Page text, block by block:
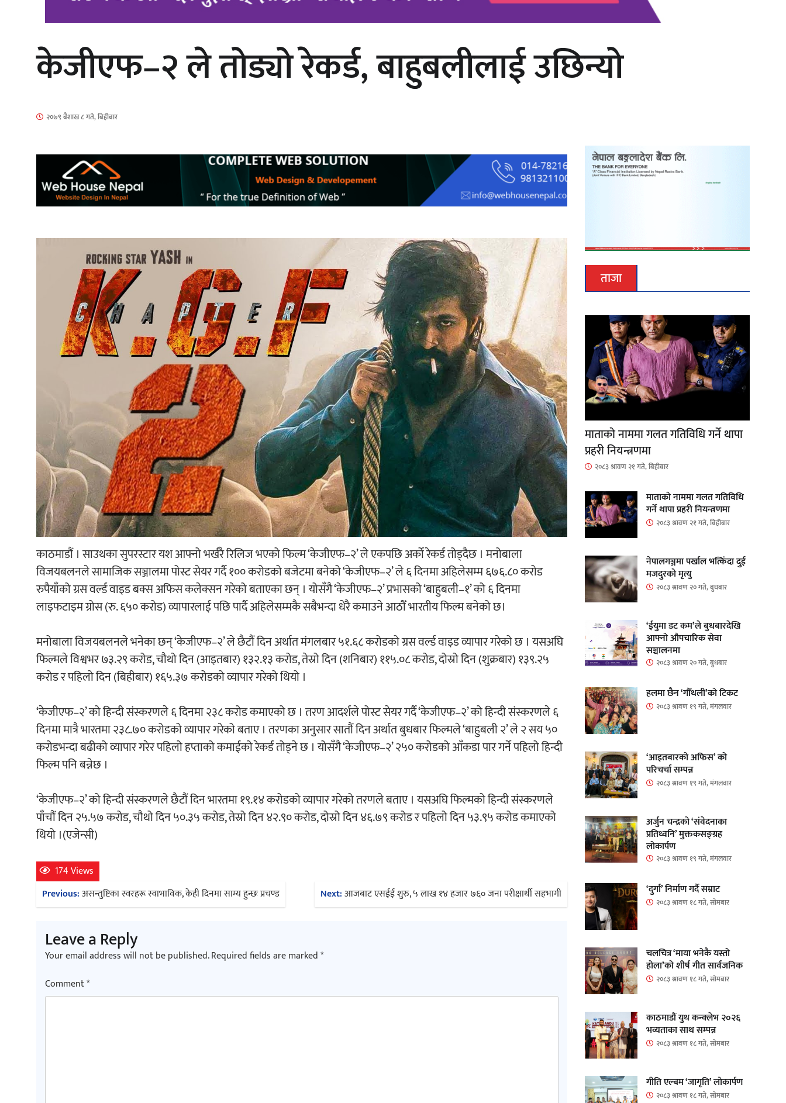
‘दुर्गा’ निर्माण गर्दै सम्राट
चलचित्र ‘माया भनेकै यस्तो होला’को शीर्ष
गीत सार्वजनिक
काठमाडौं युथ कन्क्लेभ २०२६ भव्यताका
साथ सम्पन्न
गीति एल्बम ‘जागृति’ लोकार्पण
केजीएफ–२ ले तोड्यो रेकर्ड, बाहुबलीलाई उछिन्यो
२०७९ बैशाख ८ गते, बिहीबार
काठमाडौं । साउथका सुपरस्टार यश आफ्नो भर्खरै रिलिज भएको फिल्म ‘केजीएफ–२’ ले एकपछि अर्को रेकर्ड तोड्दैछ । मनोबाला
विजयबलनले सामाजिक सञ्जालमा पोस्ट सेयर गर्दै १०० करोडको बजेटमा बनेको ‘केजीएफ–२’ ले ६ दिनमा अहिलेसम्म ६७६.८० करोड
रुपैयाँको ग्रस वर्ल्ड वाइड बक्स अफिस कलेक्सन गरेको बताएका छन् । योसँगै ‘केजीएफ–२’ प्रभासको ‘बाहुबली–१’ को ६ दिनमा
लाइफटाइम ग्रोस (रु. ६५० करोड) व्यापारलाई पछि पार्दै अहिलेसम्मकै सबैभन्दा धेरै कमाउने आठौँ भारतीय फिल्म बनेको छ।
मनोबाला विजयबलनले भनेका छन् ‘केजीएफ–२’ ले छैटौं दिन अर्थात मंगलबार ५१.६८ करोडको ग्रस वर्ल्ड वाइड व्यापार गरेको छ । यसअघि
फिल्मले विश्वभर ७३.२९ करोड, चौथो दिन (आइतबार) १३२.१३ करोड, तेस्रो दिन (शनिबार) ११५.०८ करोड, दोस्रो दिन (शुक्रबार) १३९.२५
करोड र पहिलो दिन (बिहीबार) १६५.३७ करोडको व्यापार गरेको थियो ।
‘केजीएफ–२’ को हिन्दी संस्करणले ६ दिनमा २३८ करोड कमाएको छ । तरण आदर्शले पोस्ट सेयर गर्दै ‘केजीएफ–२’ को हिन्दी संस्करणले ६
दिनमा मात्रै भारतमा २३८.७० करोडको व्यापार गरेको बताए । तरणका अनुसार सातौं दिन अर्थात बुधबार फिल्मले ‘बाहुबली २’ ले २ सय ५०
करोडभन्दा बढीको व्यापार गरेर पहिलो हप्ताको कमाईको रेकर्ड तोड्ने छ । योसँगै ‘केजीएफ–२’ २५० करोडको आँकडा पार गर्ने पहिलो हिन्दी
फिल्म पनि बन्नेछ ।
‘केजीएफ–२’ को हिन्दी संस्करणले छैटौं दिन भारतमा १९.१४ करोडको व्यापार गरेको तरणले बताए । यसअघि फिल्मको हिन्दी संस्करणले
पाँचौं दिन २५.५७ करोड, चौथो दिन ५०.३५ करोड, तेस्रो दिन ४२.९० करोड, दोस्रो दिन ४६.७९ करोड र पहिलो दिन ५३.९५ करोड कमाएको
थियो ।(एजेन्सी)
174 Views
Post
navigation
Previous:असन्तुष्टिका स्वरहरू स्वाभाविक, केही दिनमा साम्य हुन्छः प्रचण्ड Next:आजबाट एसईई शुरु, ५ लाख १४ हजार ७६० जना परीक्षार्थी सहभागी
Leave a Reply
Your email address will not be published.Required fields are marked*
Comment*
ताजा
माताकाे नाममा गलत गतिविधि गर्ने थापा
प्रहरी नियन्त्रणमा
२०८३ श्रावण २१ गते, बिहीबार
माताकाे नाममा गलत गतिविधि
गर्ने थापा प्रहरी नियन्त्रणमा
२०८३ श्रावण २१ गते, बिहीबार
नेपालगञ्जमा पर्खाल भत्किँदा दुई
मजदुरको मृत्यु
२०८३ श्रावण २० गते, बुधबार
‘ईयुमा डट कम’ले बुधबारदेखि
आफ्नो औपचारिक सेवा
सञ्चालनमा
२०८३ श्रावण २० गते, बुधबार
हलमा छैन ‘गौँथली’को टिकट
२०८३ श्रावण १९ गते, मंगलवार
‘आइतबारको अफिस’ को
परिचर्चा सम्पन्न
२०८३ श्रावण १९ गते, मंगलवार
अर्जुन चन्द्रको ‘संवेदनाका
प्रतिध्वनि’ मुक्तकसङ्ग्रह
लोकार्पण
२०८३ श्रावण १९ गते, मंगलवार
‘दुर्गा’ निर्माण गर्दै सम्राट
२०८३ श्रावण १८ गते, सोमबार
चलचित्र ‘माया भनेकै यस्तो
होला’को शीर्ष गीत सार्वजनिक
२०८३ श्रावण १८ गते, सोमबार
काठमाडौं युथ कन्क्लेभ २०२६
भव्यताका साथ सम्पन्न
२०८३ श्रावण १८ गते, सोमबार
गीति एल्बम ‘जागृति’ लोकार्पण
२०८३ श्रावण १८ गते, सोमबार